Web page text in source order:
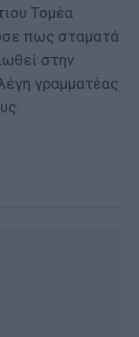
Τομέα
πως σταματά
στην
γραμματέας